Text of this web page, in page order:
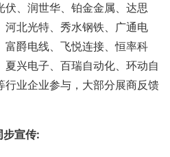
、润世华、铂金金属、达思
河北光特、秀水钢铁、广通电
富爵电线、飞悦连接、恒率科
兴电子、百瑞自动化、环动自
行业企业参与，大部分展商反馈
步宣传: